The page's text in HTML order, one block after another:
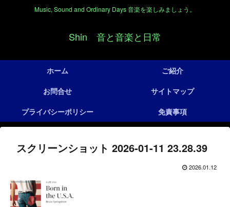
Music, Sound and Ordinary Days 音楽を楽しみましょう。
Shin 音と音楽と日常
ホーム
ご紹介
お問合せ
サイトマップ
プライバシーポリシー
免責事項
スクリーンショット 2026-01-11 23.28.39
2026.01.12